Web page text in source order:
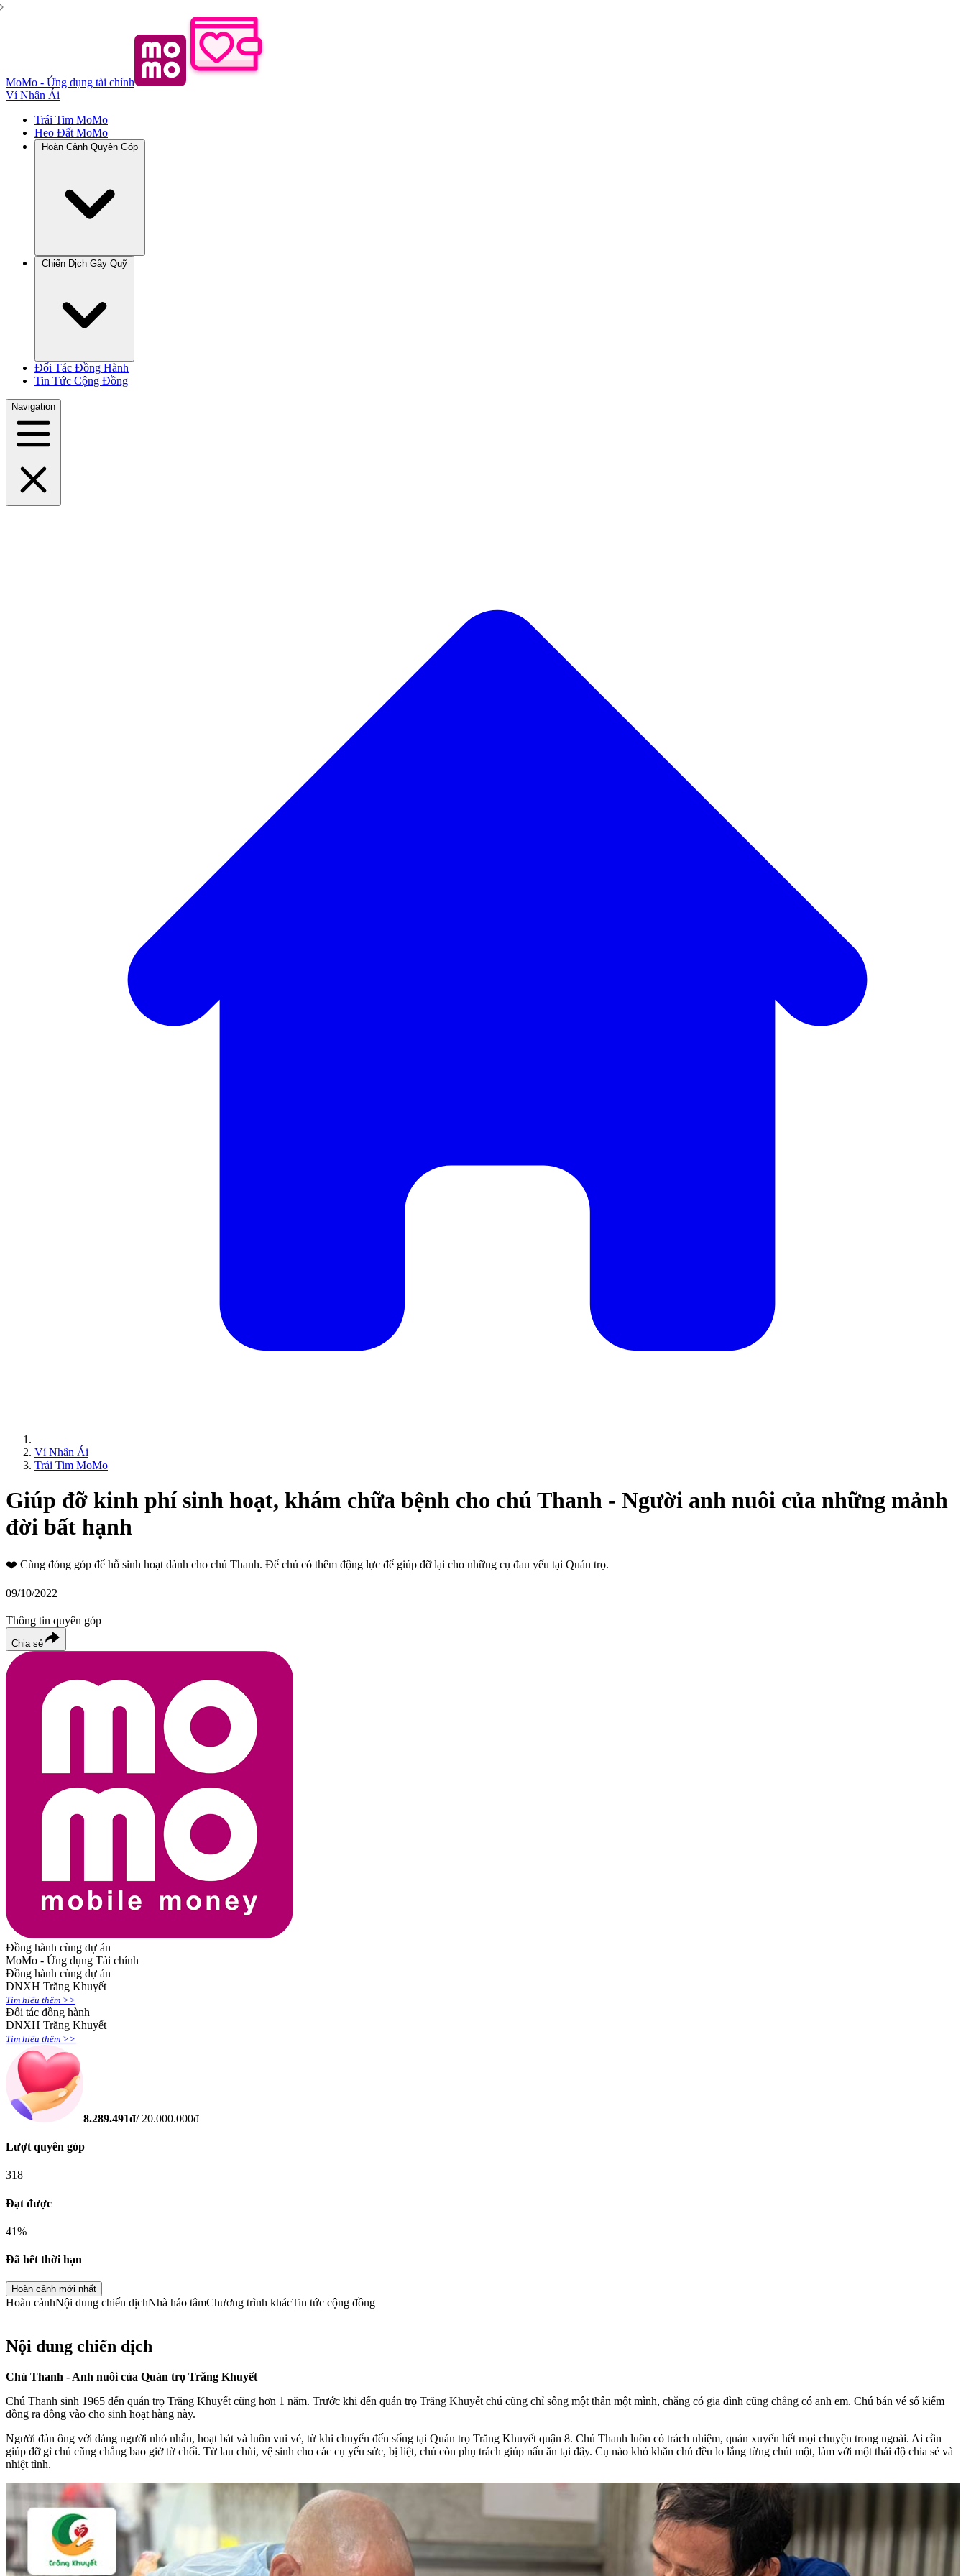
MoMo - Ứng dụng tài chính
Ví Nhân Ái
Trái Tim MoMo
Heo Đất MoMo
Hoàn Cảnh Quyên Góp
Chiến Dịch Gây Quỹ
Đối Tác Đồng Hành
Tin Tức Cộng Đồng
Navigation
Ví Nhân Ái
Trái Tim MoMo
Giúp đỡ kinh phí sinh hoạt, khám chữa bệnh cho chú Thanh - Người anh nuôi của những mảnh
đời bất hạnh
❤️ Cùng đóng góp để hỗ sinh hoạt dành cho chú Thanh. Để chú có thêm động lực để giúp đỡ lại cho những cụ đau yếu tại Quán trọ.
09/10/2022
Thông tin quyên góp
Chia sẻ
Đồng hành cùng dự án
MoMo - Ứng dụng Tài chính
Đồng hành cùng dự án
DNXH Trăng Khuyết
Tìm hiểu thêm >>
Đối tác đồng hành
DNXH Trăng Khuyết
Tìm hiểu thêm >>
8.289.491đ/ 20.000.000đ
Lượt quyên góp
318
Đạt được
41%
Đã hết thời hạn
Hoàn cảnh mới nhất
Hoàn cảnhNội dung chiến dịchNhà hảo tâmChương trình khácTin tức cộng đồng
Nội dung chiến dịch
Chú Thanh - Anh nuôi của Quán trọ Trăng Khuyết
Chú Thanh sinh 1965 đến quán trọ Trăng Khuyết cũng hơn 1 năm. Trước khi đến quán trọ Trăng Khuyết chú cũng chỉ sống một thân một mình, chẳng có gia đình cũng chẳng có anh em. Chú bán vé số kiếm
đồng ra đồng vào cho sinh hoạt hàng này.
Người đàn ông với dáng người nhỏ nhắn, hoạt bát và luôn vui vẻ, từ khi chuyển đến sống tại Quán trọ Trăng Khuyết quận 8. Chú Thanh luôn có trách nhiệm, quán xuyến hết mọi chuyện trong ngoài. Ai cần
giúp đỡ gì chú cũng chẳng bao giờ từ chối. Từ lau chùi, vệ sinh cho các cụ yếu sức, bị liệt, chú còn phụ trách giúp nấu ăn tại đây. Cụ nào khó khăn chú đều lo lắng từng chút một, làm với một thái độ chia sẻ và
nhiệt tình.